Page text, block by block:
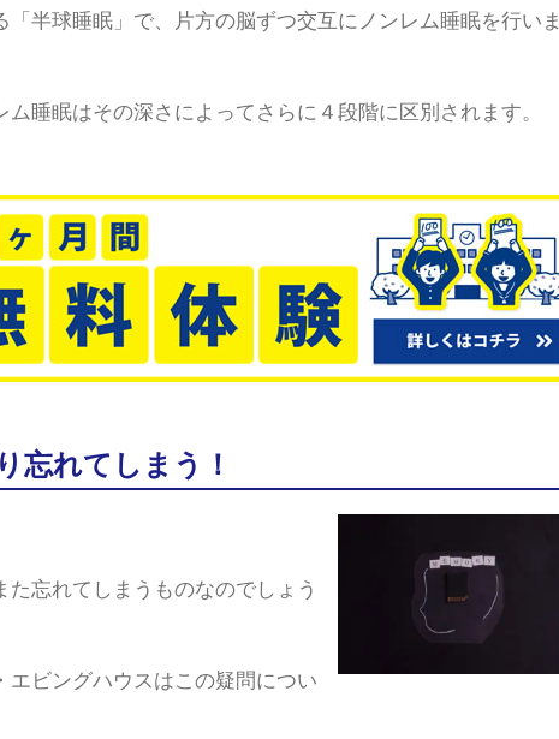
半球睡眠」で、片方の脳ずつ交互にノンレム睡眠を行いま
睡眠はその深さによってさらに４段階に区別されます。
忘れてしまう！
忘れてしまうものなのでしょう
エビングハウスはこの疑問につい